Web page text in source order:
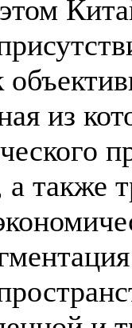
из
также